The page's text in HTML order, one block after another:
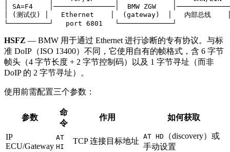
│ SA=F4    │───────────────│  BMW ZGW
│ (测试仪) │   Ethernet    │  (gateway)  │   内部总线
HSFZ — BMW 用于通过 Ethernet 进行诊断的专有协议。与标
准 DoIP（ISO 13400）不同，它使用自有的帧格式，含 6 字节
帧头（4 字节长度 + 2 字节控制码）以及 1 字节寻址（而非
DoIP 的 2 字节寻址）。
使用前需配置三个参数：
参数
命
令
作用 如何获取
IP
ECU/Gateway
AT
HI
TCP 连接目标地址
AT HD
（discovery）或
手动设置